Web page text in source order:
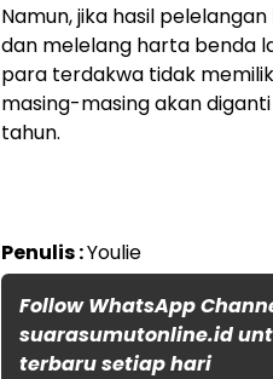
Namun, jika hasil
dan melelang harta benda
para terdakwa tidak
masing-masing akan
tahun.
Penulis :Youlie
Follow WhatsApp
suarasumutonline.id
terbaru setiap hari